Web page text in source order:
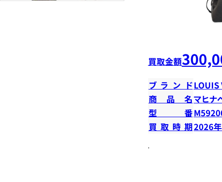
買取金額
ブランドLOUIS
商品名マヒナ
型番
買取時期2026